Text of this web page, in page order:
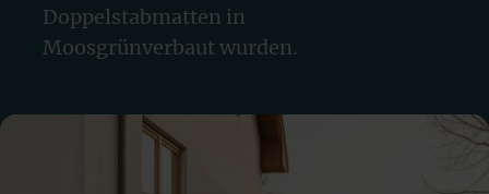
Doppelstabmatten in
Moosgrünverbaut wurden.